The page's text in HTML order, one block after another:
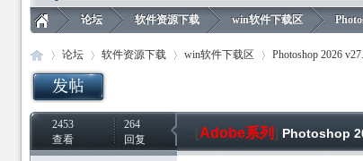
飞 »
论坛 软件资源下载 win软件下载区
论坛 软件资源下载 win软件下载区
›
Photoshop 2026
2453
查看
264
回复
Adobe系列 Photoshop